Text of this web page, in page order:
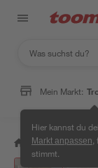
Mein Markt:
Hier kannst du
Markt anpassen
stimmt.
/ Bad & Sanitär